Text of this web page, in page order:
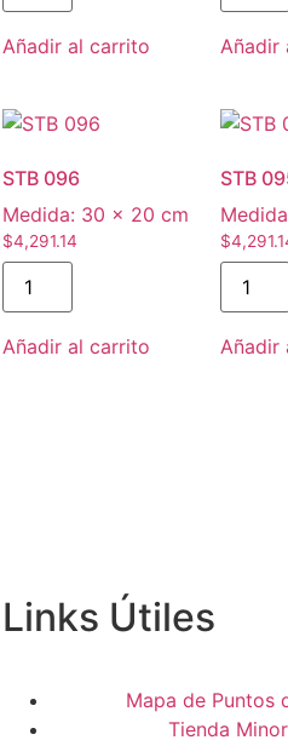
Añadir al carrito Añadir
STB 096
Medida: 30 × 20 cm
$4,291.14
Añadir al carrito
STB
$
Añadir
Links Útiles
Mapa de Puntos
Tienda